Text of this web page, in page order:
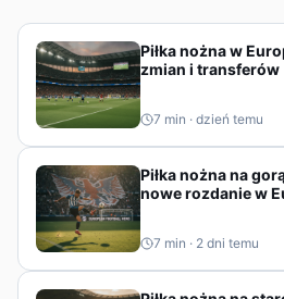
wyzwań.
Piłka nożna w
zmian i transferów
7 min · dzień temu
Piłka nożna na
nowe rozdanie w
7 min · 2 dni temu